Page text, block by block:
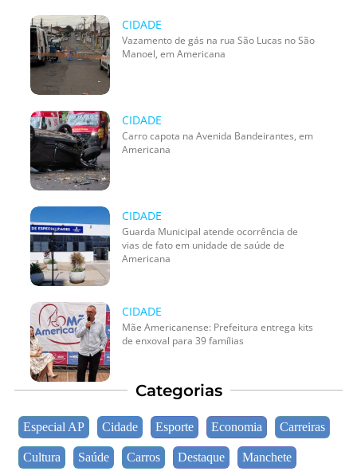
CIDADE
Vazamento de gás na rua São Lucas no São
Manoel, em Americana
CIDADE
Carro capota na Avenida Bandeirantes, em
Americana
CIDADE
Guarda Municipal atende ocorrência de
vias de fato em unidade de saúde de
Americana
CIDADE
Mãe Americanense: Prefeitura entrega kits
de enxoval para 39 famílias
Categorias
Especial AP Cidade Esporte Economia Carreiras
Cultura Saúde Carros Destaque Manchete